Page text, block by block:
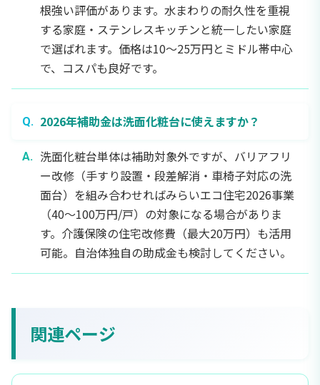
根強い評価があります。水まわりの耐久性を重視
する家庭・ステンレスキッチンと統一したい家庭
で選ばれます。価格は10〜25万円とミドル帯中心
で、コスパも良好です。
2026年補助金は洗面化粧台に使えますか？
洗面化粧台単体は補助対象外ですが、バリアフリ
ー改修（手すり設置・段差解消・車椅子対応の洗
面台）を組み合わせればみらいエコ住宅2026事業
（40〜100万円/戸）の対象になる場合がありま
す。介護保険の住宅改修費（最大20万円）も活用
可能。自治体独自の助成金も検討してください。
関連ページ